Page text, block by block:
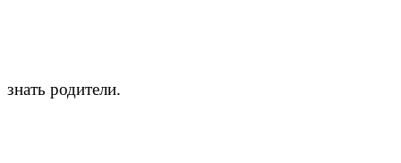
знать родители.